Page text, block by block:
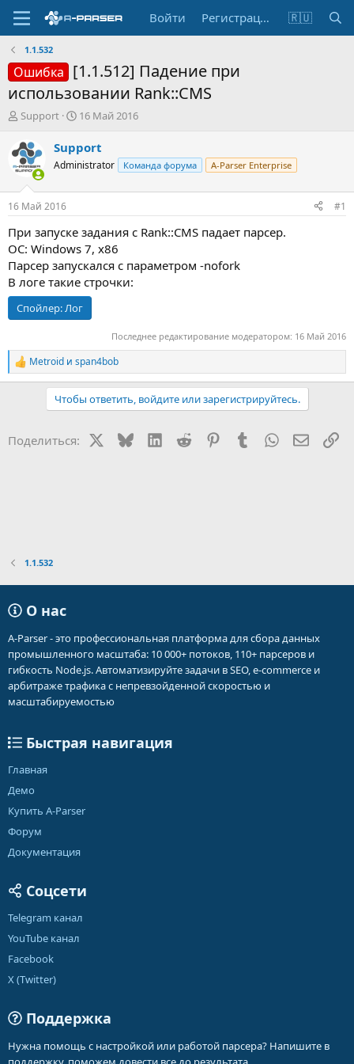
Войти Регистрация 🇷🇺
1.1.532
Ошибка [1.1.512] Падение при
использовании Rank::CMS
А
т
о
р
т
е
м
ы
Support
Д
т
а
н
а
л
16 Май 2016
Support
Administrator Команда форума A-Parser Enterprise
16 Май 2016 #1
При запуске задания c Rank::CMS падает парсер.
ОС: Windows 7, x86
Парсер запускался с параметром -nofork
В логе такие строчки:
Спойлер:Лог
Последнее редактирование модератором: 16 Май 2016
Р
е
и
Metroid и span4bob
Чтобы ответить, войдите или зарегистрируйтесь.
Поделиться: BlueskyLinkedIn
Reddit PinterestTumblr WhatsApp
1.1.532
О нас
A-Parser - это профессиональная платформа для сбора данных
промышленного масштаба: 10 000+ потоков, 110+ парсеров и
гибкость Node.js. Автоматизируйте задачи в SEO, e-commerce и
арбитраже трафика с непревзойденной скоростью и
масштабируемостью
Быстрая навигация
Главная
Демо
Купить A-Parser
Форум
Документация
Соцсети
Telegram канал
YouTube канал
Facebook
X (Twitter)
Поддержка
Нужна помощь с настройкой или работой парсера? Напишите в